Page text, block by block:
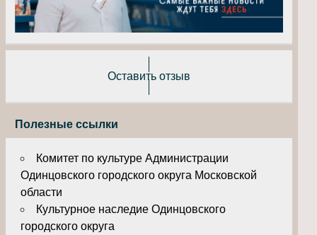
Оставить отзыв
Полезные ссылки
Комитет по культуре Администрации
Одинцовского городского округа Московской
области
Культурное наследие Одинцовского
городского округа